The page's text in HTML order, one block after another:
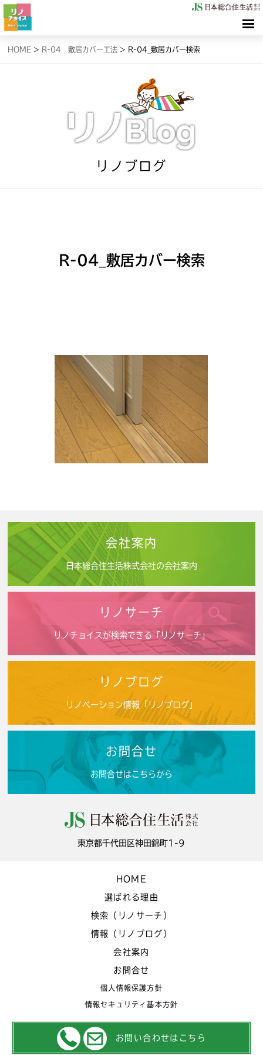
HOME
情報（リノブログ）
HOME > R-04 敷居カバー工法 > R-04_敷居カバー検索
リノブログ
R-04_敷居カバー検索
会社案内
日本総合住生活株式会社の会社案内
リノサーチ
リノチョイスが検索できる「リノサーチ」
リノブログ
リノベーション情報「リノブログ」
お問合せ
お問合せはこちらから
東京都千代田区神田錦町1-9
HOME
選ばれる理由
検索（リノサーチ）
情報（リノブログ）
会社案内
お問合せ
個人情報保護方針
情報セキュリティ基本方針
お問い合わせはこちら